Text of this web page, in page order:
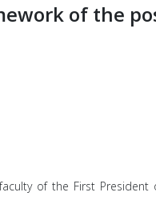
of the
of the First President